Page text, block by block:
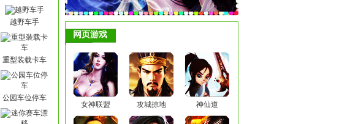
越野车手
重型装载卡车
公园车位停车
网页游戏
女神联盟 攻城掠地 神仙道